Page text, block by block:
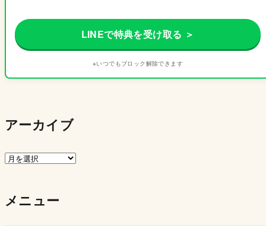
LINEで特典を受け取る ＞
※いつでもブロック解除できます
アーカイブ
ア
イ
メニュー